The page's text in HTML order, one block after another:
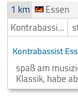
1 km
Essen
Kontrabassist/Kontrabassspieler
Kontrabassist
spaß am
Klassik, habe